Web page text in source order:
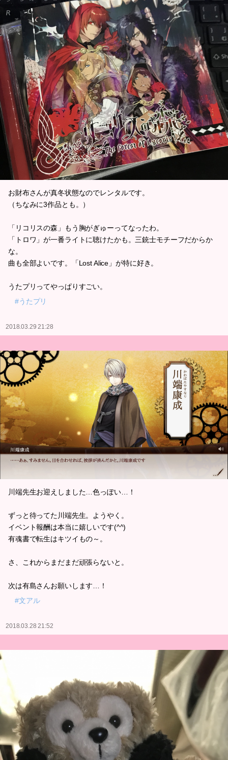
お財布さんが真冬状態なのでレンタルです。
（ちなみに3作品とも。）
「リコリスの森」もう胸がぎゅーってなったわ。
「トロワ」が一番ライトに聴けたかも。三銃士モチーフだからか
な。
曲も全部よいです。「Lost Alice」が特に好き。
うたプリってやっぱりすごい。
#うたプリ
2018.03.29 21:28
川端先生お迎えしました…色っぽい…！
ずっと待ってた川端先生。ようやく。
イベント報酬は本当に嬉しいです(^^)
有魂書で転生はキツイもの～。
さ、これからまだまだ頑張らないと。
次は有島さんお願いします…！
#文アル
2018.03.28 21:52